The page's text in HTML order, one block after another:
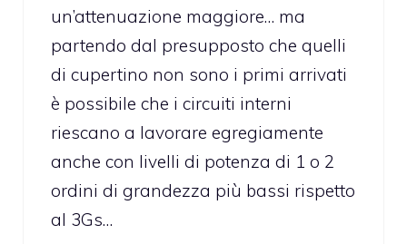
un’attenuazione maggiore… ma
partendo dal presupposto che quelli
di cupertino non sono i primi arrivati
è possibile che i circuiti interni
riescano a lavorare egregiamente
anche con livelli di potenza di 1 o 2
ordini di grandezza più bassi rispetto
al 3Gs…